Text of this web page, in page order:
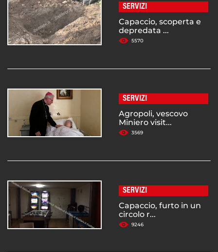
SERVIZI
Capaccio, scoperta e
depredata ...
5570
SERVIZI
Agropoli, vescovo
Miniero visit...
3569
SERVIZI
Capaccio, furto in un
circolo r...
9246